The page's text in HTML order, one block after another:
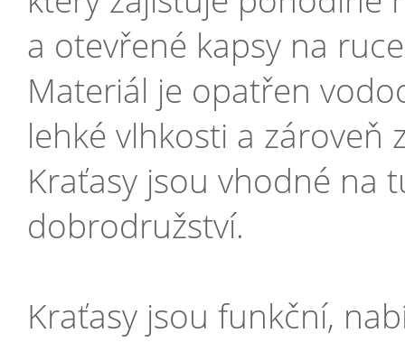
a otevřené kapsy na
Materiál je opatřen
lehké vlhkosti a
Kraťasy jsou vhodné na
dobrodružství.
Kraťasy jsou funkční,